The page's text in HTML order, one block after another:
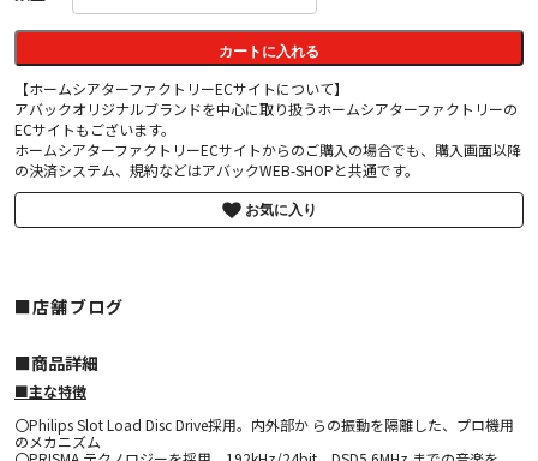
カートに入れる
【ホームシアターファクトリーECサイトについて】
アバックオリジナルブランドを中心に取り扱うホームシアターファクトリーの
ECサイトもございます。
ホームシアターファクトリーECサイトからのご購入の場合でも、購入画面以降
の決済システム、規約などはアバックWEB-SHOPと共通です。
お気に入り
■店舗ブログ
■︎商品詳細
■主な特徴
〇Philips Slot Load Disc Drive採用。内外部か らの振動を隔離した、プロ機用
のメカニズム